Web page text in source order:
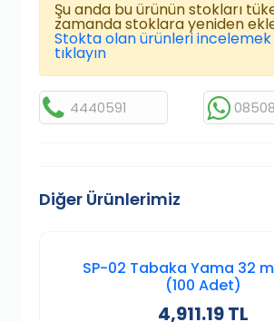
Şu anda bu ürünün stokları
zamanda stoklara yeniden
Stokta olan ürünleri incelemek
tıklayın
4440591
Diğer Ürünlerimiz
SP-02 Tabaka Yama 32
(100 Adet)
4,911.19 TL